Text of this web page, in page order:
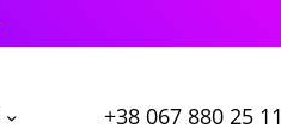
+38 067 880 25 11